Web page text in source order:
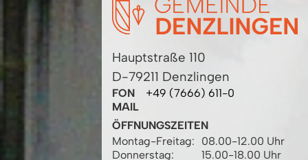
Hauptstraße 110
D-79211 Denzlingen
FON
+49 (7666) 611-0
MAIL
ÖFFNUNGSZEITEN
Montag-Freitag:
08.00-12.00 Uhr
Donnerstag:
15.00-18.00 Uhr